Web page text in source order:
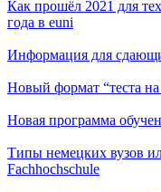
Как прошёл 2021 для
года в euni
Информация для
Новый формат “теста
Новая программа
Типы немецких вузов
Fachhochschule